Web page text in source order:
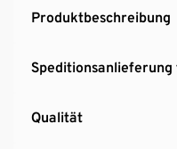
Kinoqualität
Kristallklarer Klang
Digital Audio Out,
Entertainments
Produktbeschreibung
Qualität